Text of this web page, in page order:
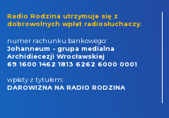
Radio Rodzina utrzymuje się z
dobrowolnych wpłat radiosłuchaczy.
numer rachunku bankowego:
Johanneum - grupa medialna
Archidiecezji Wrocławskiej
69 1600 1462 1813 6262 6000 0001
wpłaty z tytułem:
DAROWIZNA NA RADIO RODZINA